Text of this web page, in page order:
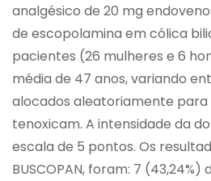
analgésico de 20 mg
de escopolamina em cólica
pacientes (26 mulheres e 6
média de 47 anos, variando
alocados aleatoriamente para
tenoxicam. A intensidade da
escala de 5 pontos. Os
BUSCOPAN, foram: 7 (43,24%)